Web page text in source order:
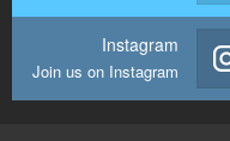
Instagram
Join us on Instagram